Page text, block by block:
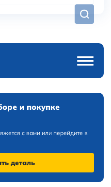
и покупке
с вами или перейдите в
деталь